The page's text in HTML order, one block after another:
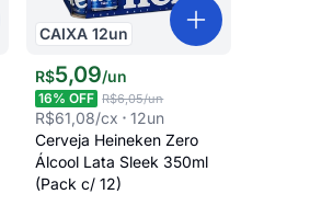
CAIXA12un
R$5,09/un
16% OFF R$6,05/un
R$61,08/cx 12un
Cerveja Heineken Zero
Álcool Lata Sleek 350ml
(Pack c/ 12)